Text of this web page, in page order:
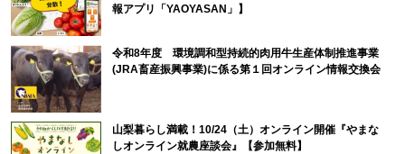
報アプリ「YAOYASAN」】
令和8年度 環境調和型持続的肉用牛生産体制推進事業
(JRA畜産振興事業)に係る第１回オンライン情報交換会
山梨暮らし満載！10/24（土）オンライン開催『やまな
しオンライン就農座談会』【参加無料】